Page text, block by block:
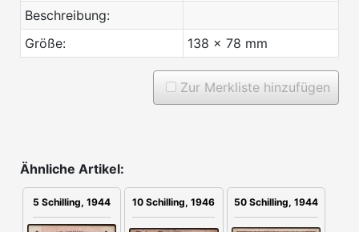
Beschreibung:
Größe:
138 x 78 mm
Zur Merkliste hinzufügen
Ähnliche Artikel:
5 Schilling, 1944 10 Schilling, 1946 50 Schilling, 1944